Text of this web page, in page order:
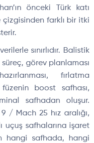
önceki Türk katı
farklı bir itki
sınırlıdır. Balistik
süreç, görev planlaması
fırlatma
füzenin boost safhası,
safhadan oluşur.
/ Mach 25 hız aralığı,
uçuş safhalarına işaret
hangi safhada, hangi